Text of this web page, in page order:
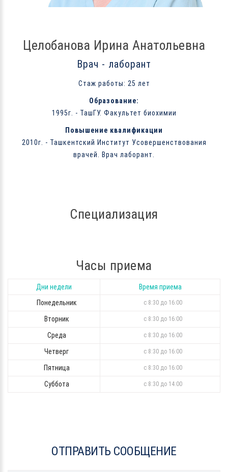
Целобанова Ирина Анатольевна
Врач - лаборант
Стаж работы: 25 лет
Образование:
1995г. - ТашГУ. Факультет биохимии
Повышение квалификации
2010г. - Ташкентский Институт Усовершенствования
врачей. Врач лаборант.
Специализация
Часы приема
Дни недели
Время приема
Понедельник
с 8:30 до 16:00
Вторник с 8:30 до 16:00
Среда с 8:30 до 16:00
Четверг с 8:30 до 16:00
Пятница с 8:30 до 16:00
Суббота с 8:30 до 14:00
ОТПРАВИТЬ СООБЩЕНИЕ